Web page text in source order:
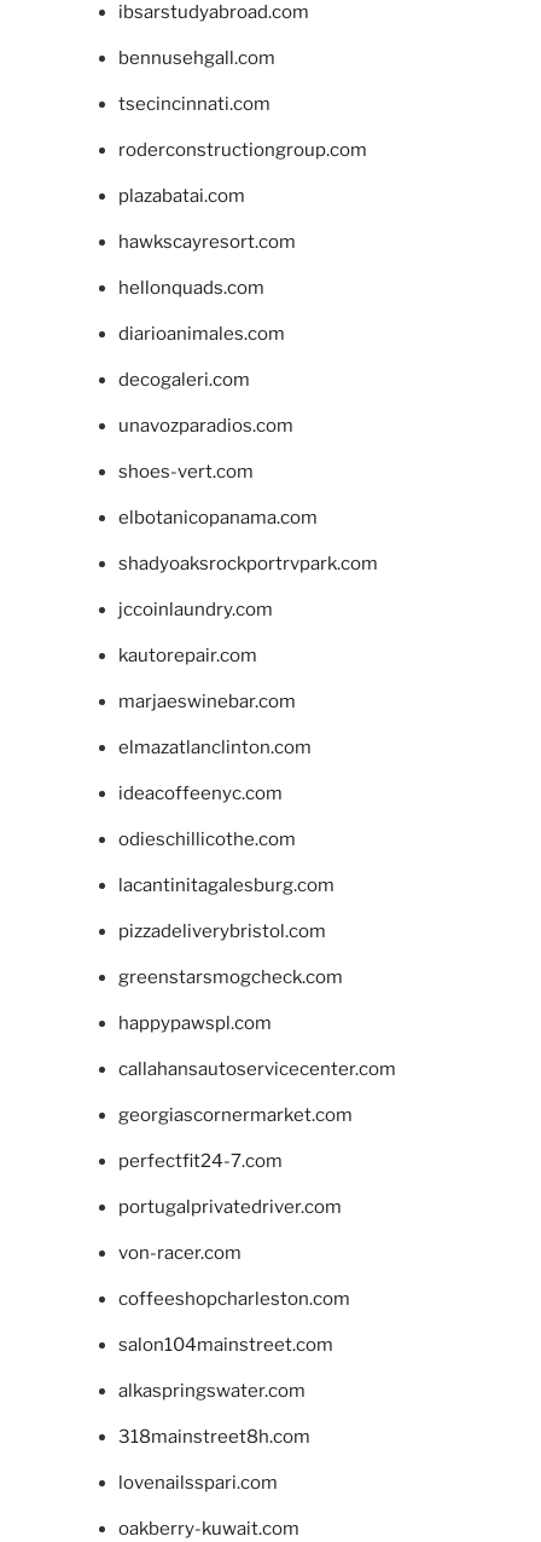
ibsarstudyabroad.com
bennusehgall.com
tsecincinnati.com
roderconstructiongroup.com
plazabatai.com
hawkscayresort.com
hellonquads.com
diarioanimales.com
decogaleri.com
unavozparadios.com
shoes-vert.com
elbotanicopanama.com
shadyoaksrockportrvpark.com
jccoinlaundry.com
kautorepair.com
marjaeswinebar.com
elmazatlanclinton.com
ideacoffeenyc.com
odieschillicothe.com
lacantinitagalesburg.com
pizzadeliverybristol.com
greenstarsmogcheck.com
happypawspl.com
callahansautoservicecenter.com
georgiascornermarket.com
perfectfit24-7.com
portugalprivatedriver.com
von-racer.com
coffeeshopcharleston.com
salon104mainstreet.com
alkaspringswater.com
318mainstreet8h.com
lovenailsspari.com
oakberry-kuwait.com